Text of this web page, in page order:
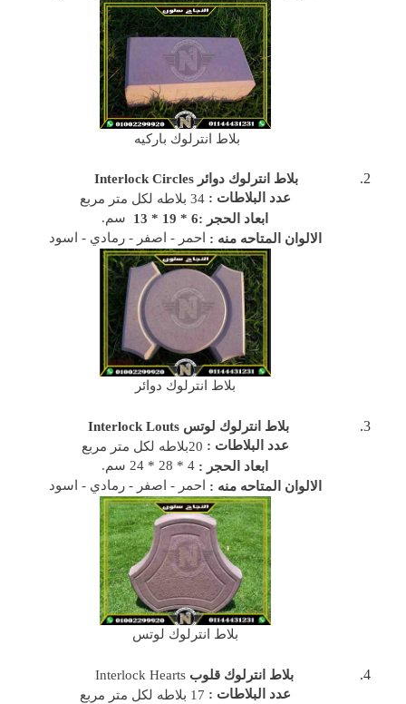
بلاط انترلوك باركيه
بلاط انترلوك دوائرInterlock Circles
عدد البلاطات : 34 بلاطه لكل متر مربع
ابعاد الحجر :6 * 19 * 13
سم.
الالوان المتاحه منه : احمر - اصفر - رمادي - اسود
بلاط انترلوك دوائر
بلاط انترلوك لوتس Interlock Louts
عدد البلاطات :
ابعاد الحجر : 4 * 28 * 24 سم.
الالوان المتاحه منه : احمر - اصفر - رمادي - اسود
بلاط انترلوك لوتس
بلاط انترلوك قلوبInterlock Hearts
عدد البلاطات :